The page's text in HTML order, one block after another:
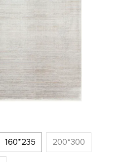
160*235 200*300